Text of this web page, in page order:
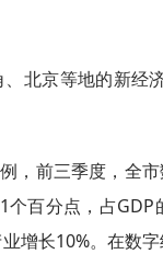
北京等地的新经
，前三季度，全
个百分点，占
增长10%。在数